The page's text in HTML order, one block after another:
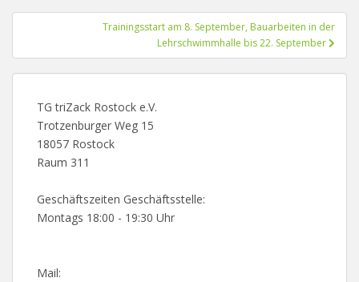
Trainingsstart am 8. September, Bauarbeiten in der
Lehrschwimmhalle bis 22. September
TG triZack Rostock e.V.
Trotzenburger Weg 15
18057 Rostock
Raum 311
Geschäftszeiten Geschäftsstelle:
Montags 18:00 - 19:30 Uhr
Mail: